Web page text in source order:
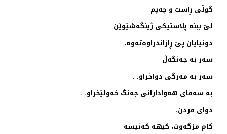
گوڵی ڕاست و چه‌پم
لێ ببنه‌ پلاستیكی ژینگه‌شێوێن
دونیایان پێ ڕازاندراوه‌ته‌وه،
سه‌ر به‌ جه‌نگه‌ڵ
سه‌ر به‌ مه‌رگی دواخراو. .
به‌ سه‌مای هه‌وادارانی جه‌نگ خه‌ولێخراو. .
دوای مردن،
كام مزگه‌وت، كیهه‌ كه‌نیسه‌